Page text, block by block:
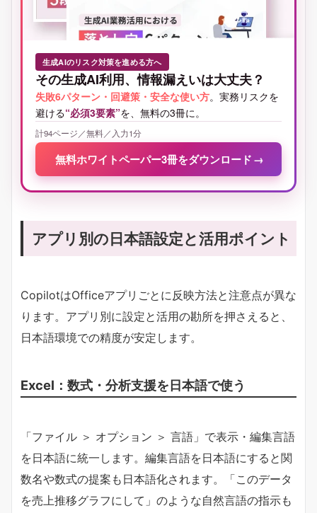
生成AIのリスク対策を進める方へ
その生成AI利用、情報漏えいは大丈夫？
失敗6パターン・回避策・安全な使い方。実務リスクを
避ける“必須3要素”を、無料の3冊に。
計94ページ／無料／入力1分
無料ホワイトペーパー3冊をダウンロード →
アプリ別の日本語設定と活用ポイント
CopilotはOfficeアプリごとに反映方法と注意点が異な
ります。アプリ別に設定と活用の勘所を押さえると、
日本語環境での精度が安定します。
Excel：数式・分析支援を日本語で使う
「ファイル ＞ オプション ＞ 言語」で表示・編集言語
を日本語に統一します。編集言語を日本語にすると関
数名や数式の提案も日本語化されます。「このデータ
を売上推移グラフにして」のような自然言語の指示も